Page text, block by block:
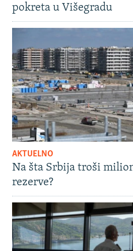
pokreta u Višegradu
AKTUELNO
Na šta Srbija troši
rezerve?